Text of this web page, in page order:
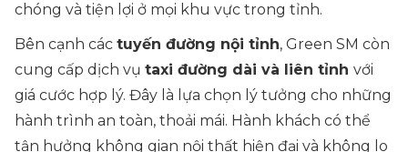
chóng và tiện lợi ở mọi khu vực trong tỉnh.
Bên cạnh các tuyến đường nội tỉnh, Green SM còn
cung cấp dịch vụ taxi đường dài và liên tỉnh với
giá cước hợp lý. Đây là lựa chọn lý tưởng cho những
hành trình an toàn, thoải mái. Hành khách có thể
tận hưởng không gian nội thất hiện đại và không lo